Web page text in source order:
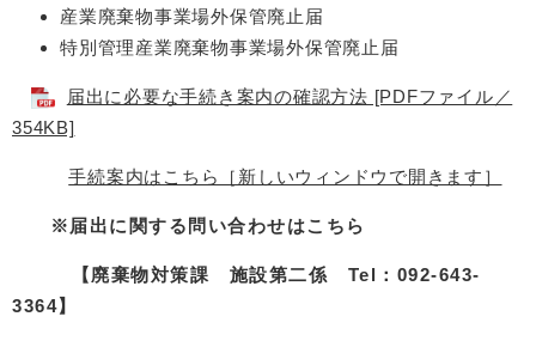
産業廃棄物事業場外保管廃止届
特別管理産業廃棄物事業場外保管廃止届
届出に必要な手続き案内の確認方法 [PDFファイル／
354KB]
手続案内はこちら［新しいウィンドウで開きます］
※届出に関する問い合わせはこちら
【廃棄物対策課 施設第二係 Tel：092-643-
3364】